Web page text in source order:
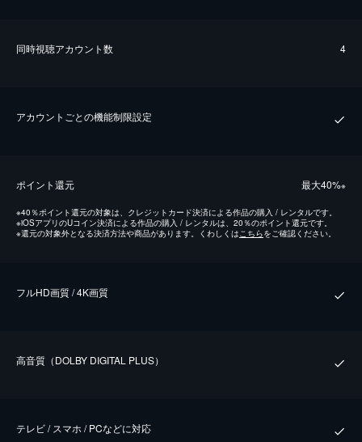
同時視聴アカウント数 4
アカウントごとの機能制限設定
ポイント還元 最⼤40%※
※40％ポイント還元の対象は、クレジットカード決済による作品の購入 / レンタルです。
※iOSアプリのUコイン決済による作品の購入 / レンタルは、20％のポイント還元です。
※還元の対象外となる決済方法や商品があります。くわしくはこちらをご確認ください。
フルHD画質 / 4K画質
⾼⾳質（DOLBY DIGITAL PLUS）
テレビ / スマホ / PCなどに対応